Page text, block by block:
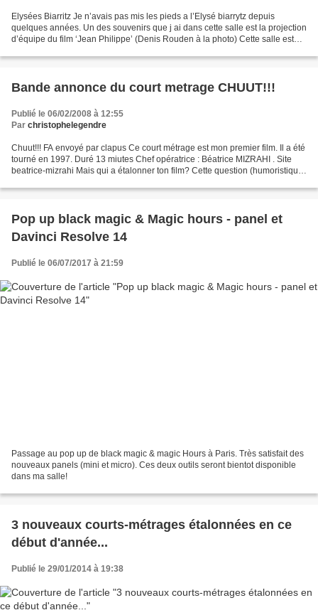
Elysées Biarritz Je n’avais pas mis les pieds a l’Elysé biarrytz depuis
quelques années. Un des souvenirs que j ai dans cette salle est la projection
d’équipe du film ‘Jean Philippe’ (Denis Rouden à la photo) Cette salle est
Bande annonce du court metrage CHUUT!!!
Publié le 06/02/2008 à 12:55
Par christophelegendre
Chuut!!! FA envoyé par clapus Ce court métrage est mon premier film. Il a été
tourné en 1997. Duré 13 miutes Chef opératrice : Béatrice MIZRAHI . Site
beatrice-mizrahi Mais qui a étalonner ton film? Cette question (humoristique,
Pop up black magic & Magic hours - panel et
Davinci Resolve 14
Publié le 06/07/2017 à 21:59
Passage au pop up de black magic & magic Hours à Paris. Très satisfait des
nouveaux panels (mini et micro). Ces deux outils seront bientot disponible
dans ma salle!
3 nouveaux courts-métrages étalonnées en ce
début d'année...
Publié le 29/01/2014 à 19:38